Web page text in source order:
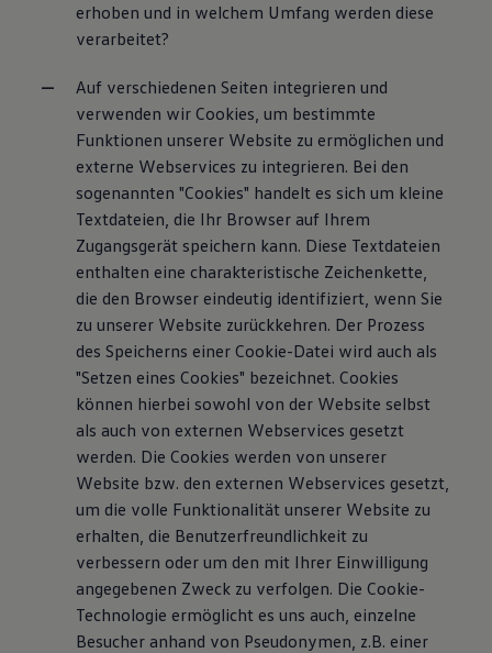
erhoben und in welchem Umfang werden diese
verarbeitet?
Auf verschiedenen Seiten integrieren und
verwenden wir Cookies, um bestimmte
Funktionen unserer Website zu ermöglichen und
externe Webservices zu integrieren. Bei den
sogenannten "Cookies" handelt es sich um kleine
Textdateien, die Ihr Browser auf Ihrem
Zugangsgerät speichern kann. Diese Textdateien
enthalten eine charakteristische Zeichenkette,
die den Browser eindeutig identifiziert, wenn Sie
zu unserer Website zurückkehren. Der Prozess
des Speicherns einer Cookie-Datei wird auch als
"Setzen eines Cookies" bezeichnet. Cookies
können hierbei sowohl von der Website selbst
als auch von externen Webservices gesetzt
werden. Die Cookies werden von unserer
Website bzw. den externen Webservices gesetzt,
um die volle Funktionalität unserer Website zu
erhalten, die Benutzerfreundlichkeit zu
verbessern oder um den mit Ihrer Einwilligung
angegebenen Zweck zu verfolgen. Die Cookie-
Technologie ermöglicht es uns auch, einzelne
Besucher anhand von Pseudonymen, z.B. einer